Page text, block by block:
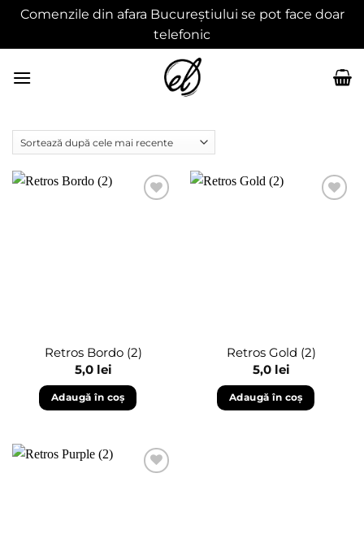
Comenzile din afara Bucureștiului se pot face doar
telefonic
Retros Bordo (2)
5,0 lei
Adaugă în coș
Retros Gold (2)
5,0 lei
Adaugă în coș